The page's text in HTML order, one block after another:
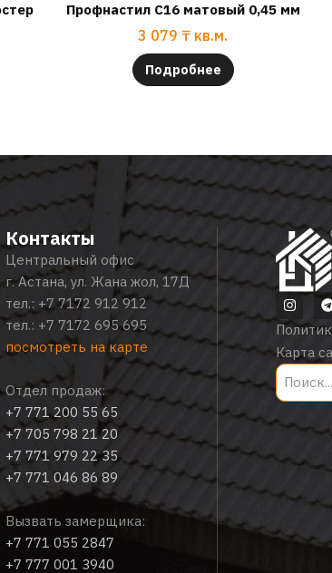
Профнастил С16 матовый 0,45 мм
3 079 ₸ кв.м.
Подробнее
Контакты
Центральный офис
г. Астана, ул. Жана жол, 17Д
тел.: +7 7172 912 912
тел.: +7 7172 695 695
посмотреть на карте
Отдел продаж:
+7 771 200 55 65
+7 705 798 21 20
+7 771 979 22 35
+7 771 046 86 89
Вызвать замерщика:
+7 771 055 2847
+7 777 001 3940
Карта